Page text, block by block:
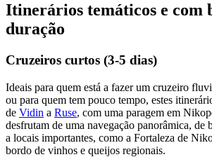
Itinerários temáticos e com
duração
Cruzeiros curtos (3-5 dias)
Ideais para quem está a fazer um cruzeiro
ou para quem tem pouco tempo, estes
de Vidin a Ruse, com uma paragem em
desfrutam de uma navegação panorâmica, de
a locais importantes, como a Fortaleza de
bordo de vinhos e queijos regionais.